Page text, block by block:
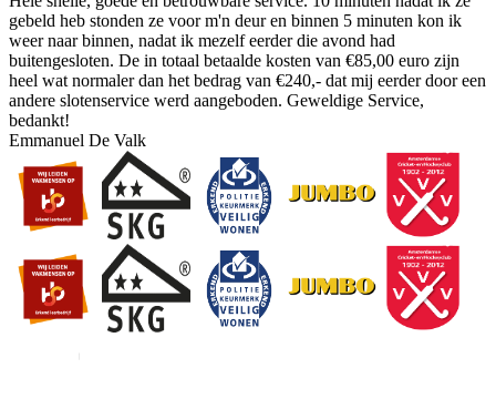
gebeld heb stonden ze voor m'n deur en binnen 5 minuten kon ik
weer naar binnen, nadat ik mezelf eerder die avond had
buitengesloten. De in totaal betaalde kosten van €85,00 euro zijn
heel wat normaler dan het bedrag van €240,- dat mij eerder door een
andere slotenservice werd aangeboden. Geweldige Service,
bedankt!
Emmanuel De Valk